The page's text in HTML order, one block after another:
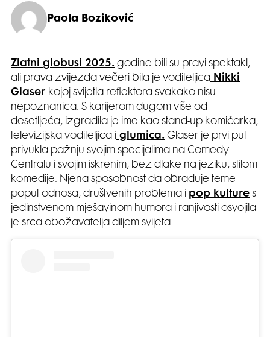
Paola Boziković
Zlatni globusi 2025. godine bili su pravi spektakl,
ali prava zvijezda večeri bila je voditeljica Nikki
Glaser kojoj svijetla reflektora svakako nisu
nepoznanica. S karijerom dugom više od
desetljeća, izgradila je ime kao stand-up komičarka,
televizijska voditeljica i
glumica. Glaser je prvi put
privukla pažnju svojim specijalima na Comedy
Centralu i svojim iskrenim, bez dlake na jeziku, stilom
komedije. Njena sposobnost da obrađuje teme
poput odnosa, društvenih problema i pop kulture s
jedinstvenom mješavinom humora i ranjivosti osvojila
je srca obožavatelja diljem svijeta.